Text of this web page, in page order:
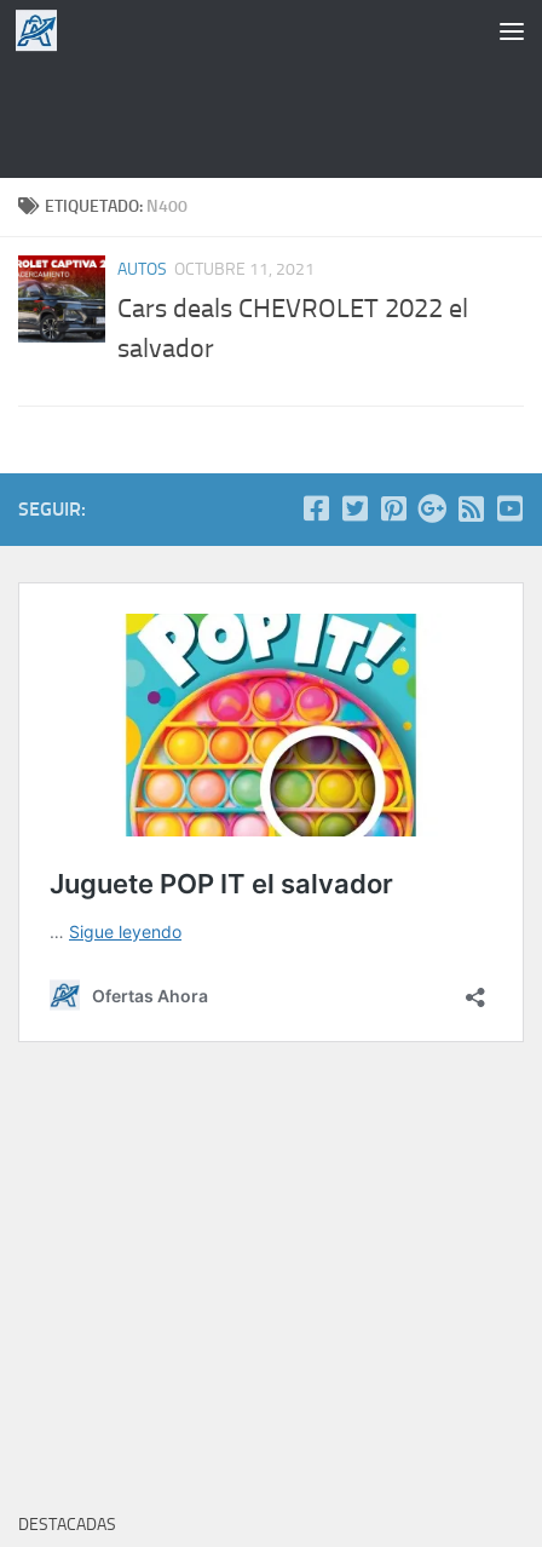
Saltar al contenido
ETIQUETADO: N400
AUTOS OCTUBRE 11, 2021
Cars deals CHEVROLET 2022 el
salvador
SEGUIR:
DESTACADAS